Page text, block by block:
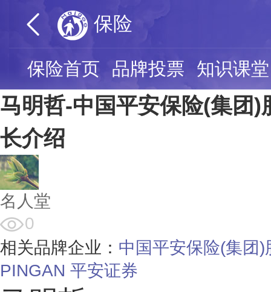
保险
保险首页 品牌投票 知识课堂
马明哲-中国平安保险(集团)
长介绍
名人堂
0
相关品牌企业： 中国平安保险(集团
PINGAN 平安证券